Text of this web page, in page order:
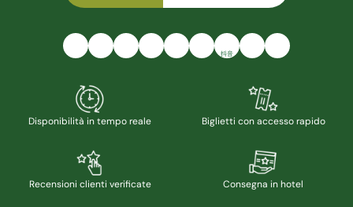
抖音
Disponibilità in tempo reale Biglietti con accesso rapido
Recensioni clienti verificate Consegna in hotel